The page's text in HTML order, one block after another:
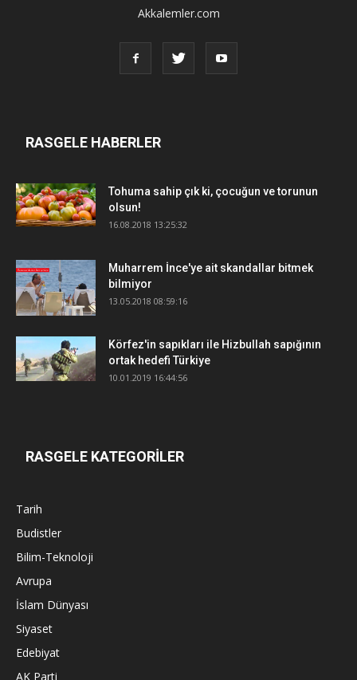
Akkalemler.com
RASGELE HABERLER
Tohuma sahip çık ki, çocuğun ve torunun
olsun!
16.08.2018 13:25:32
Muharrem İnce'ye ait skandallar bitmek
bilmiyor
13.05.2018 08:59:16
Körfez'in sapıkları ile Hizbullah sapığının
ortak hedefi Türkiye
10.01.2019 16:44:56
RASGELE KATEGORİLER
Tarih
Budistler
Bilim-Teknoloji
Avrupa
İslam Dünyası
Siyaset
Edebiyat
AK Parti